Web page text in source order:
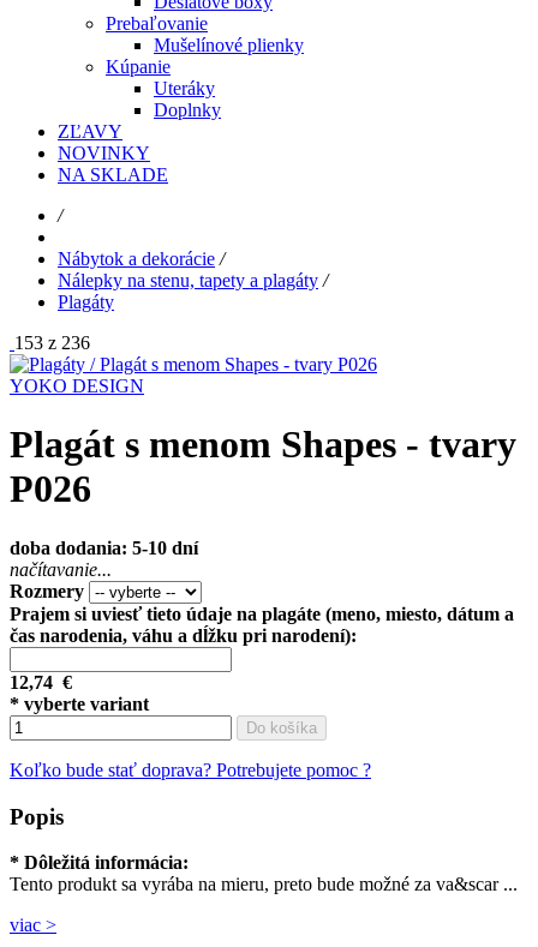
Prebaľovanie
Mušelínové plienky
Kúpanie
Uteráky
Doplnky
ZĽAVY
NOVINKY
NA SKLADE
/
Nábytok a dekorácie /
Nálepky na stenu, tapety a plagáty /
Plagáty
153 z 236
YOKO DESIGN
Plagát s menom Shapes - tvary
P026
doba dodania: 5-10 dní
načítavanie...
Rozmery
Prajem si uviesť tieto údaje na plagáte (meno, miesto, dátum a
čas narodenia, váhu a dĺžku pri narodení):
12,74 €
* vyberte variant
Do košíka
Koľko bude stať doprava? Potrebujete pomoc ?
Popis
* Dôležitá informácia:
Tento produkt sa vyrába na mieru, preto bude možné za va&scar ...
viac >